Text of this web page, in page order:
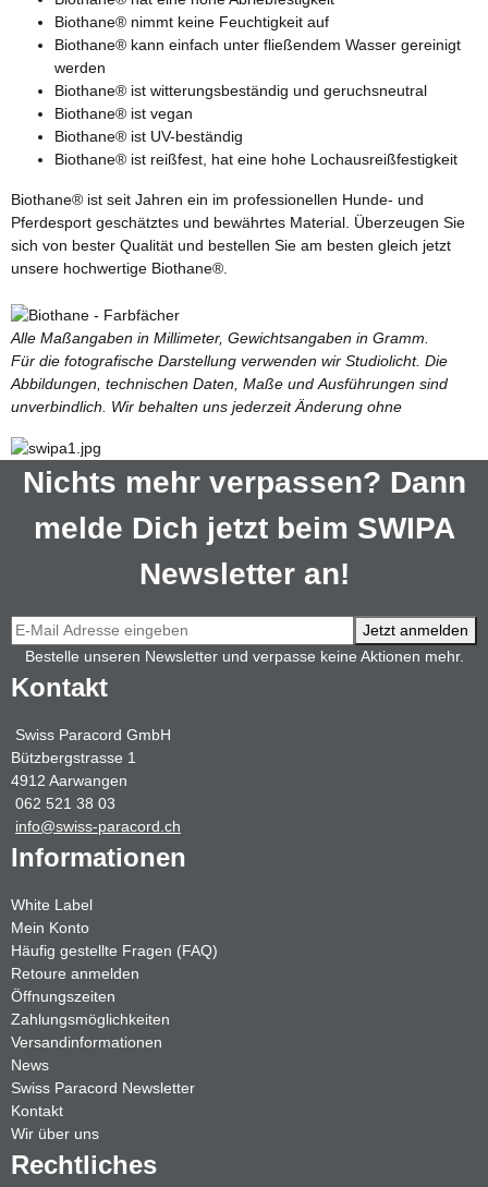
Biothane® nimmt keine Feuchtigkeit auf
Biothane® kann einfach unter fließendem Wasser gereinigt
werden
Biothane® ist witterungsbeständig und geruchsneutral
Biothane® ist vegan
Biothane® ist UV-beständig
Biothane® ist reißfest, hat eine hohe Lochausreißfestigkeit
Biothane® ist seit Jahren ein im professionellen Hunde- und
Pferdesport geschätztes und bewährtes Material. Überzeugen Sie
sich von bester Qualität und bestellen Sie am besten gleich jetzt
unsere hochwertige Biothane®.
Alle Maßangaben in Millimeter, Gewichtsangaben in Gramm.
Für die fotografische Darstellung verwenden wir Studiolicht. Die
Abbildungen, technischen Daten, Maße und Ausführungen sind
unverbindlich. Wir behalten uns jederzeit Änderung ohne
Nichts mehr verpassen? Dann
melde Dich jetzt beim SWIPA
Newsletter an!
Jetzt anmelden
Bestelle unseren Newsletter und verpasse keine Aktionen mehr.
Kontakt
Swiss Paracord GmbH
Bützbergstrasse 1
4912 Aarwangen
062 521 38 03
info@swiss-paracord.ch
Informationen
White Label
Mein Konto
Häufig gestellte Fragen (FAQ)
Retoure anmelden
Öffnungszeiten
Zahlungsmöglichkeiten
Versandinformationen
News
Swiss Paracord Newsletter
Kontakt
Wir über uns
Rechtliches